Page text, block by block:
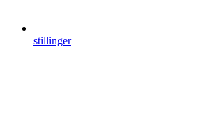
stillinger